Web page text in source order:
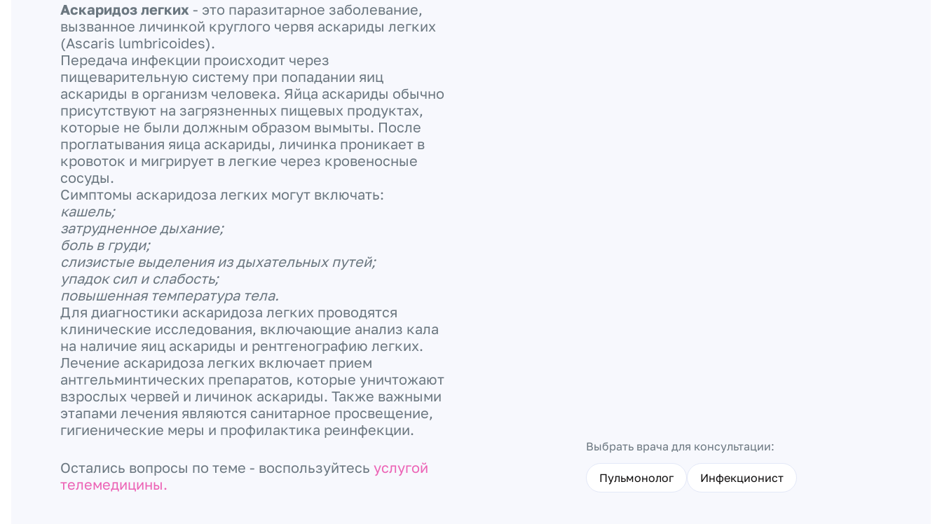
Аскаридоз легких - это паразитарное заболевание,
вызванное личинкой круглого червя аскариды легких
(Ascaris lumbricoides).
Передача инфекции происходит через
пищеварительную систему при попадании яиц
аскариды в организм человека. Яйца аскариды обычно
присутствуют на загрязненных пищевых продуктах,
которые не были должным образом вымыты. После
проглатывания яица аскариды, личинка проникает в
кровоток и мигрирует в легкие через кровеносные
сосуды.
Симптомы аскаридоза легких могут включать:
кашель;
затрудненное дыхание;
боль в груди;
слизистые выделения из дыхательных путей;
упадок сил и слабость;
повышенная температура тела.
Для диагностики аскаридоза легких проводятся
клинические исследования, включающие анализ кала
на наличие яиц аскариды и рентгенографию легких.
Лечение аскаридоза легких включает прием
антгельминтических препаратов, которые уничтожают
взрослых червей и личинок аскариды. Также важными
этапами лечения являются санитарное просвещение,
гигиенические меры и профилактика реинфекции.
Остались вопросы по теме - воспользуйтесь услугой
телемедицины.
Выбрать врача для консультации:
Пульмонолог Инфекционист